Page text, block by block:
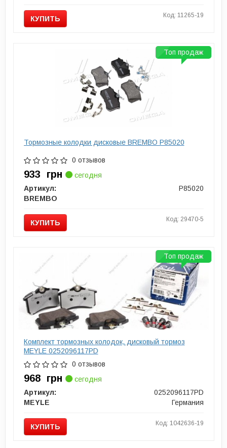
КУПИТЬ Код: 11265-19
Тормозные колодки дисковые BREMBO P85020
0 отзывов
933 грн
сегодня
Артикул:
P85020
BREMBO
КУПИТЬ Код: 29470-5
Топ продаж
Комплект тормозных колодок, дисковый тормоз
MEYLE 0252096117PD
0 отзывов
968 грн
сегодня
Артикул:
0252096117PD
MEYLE
Германия
КУПИТЬ Код: 1042636-19
Топ продаж